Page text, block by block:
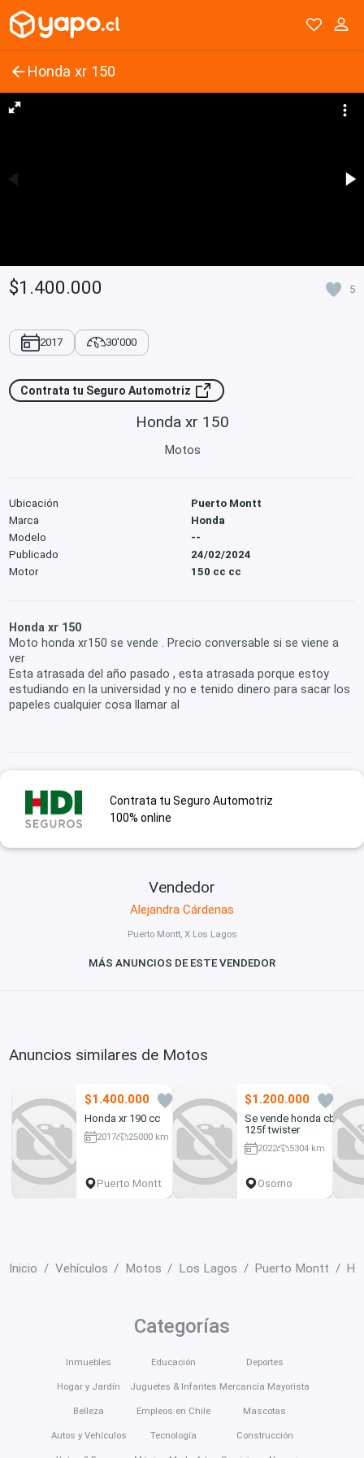
Honda xr 150
$1.400.000 5
2017 30'000
Contrata tu Seguro Automotriz
Honda xr 150
Motos
Ubicación
Puerto Montt
Marca
Honda
Modelo
--
Publicado
24/02/2024
Motor
150 cc cc
Honda xr 150
Moto honda xr150 se vende . Precio conversable si se viene a
ver
Esta atrasada del año pasado , esta atrasada porque estoy
estudiando en la universidad y no e tenido dinero para sacar los
papeles cualquier cosa llamar al
Contrata tu Seguro Automotriz
100% online
Vendedor
Alejandra Cárdenas
Puerto Montt, X Los Lagos
MÁS ANUNCIOS DE ESTE VENDEDOR
Anuncios similares de Motos
$1.400.000
Honda xr 190 cc
2017
25000 km
Puerto Montt
$1.200.000
Se vende honda cb
125f twister
2022
5304 km
Osorno
Inicio Vehículos Motos Los Lagos Puerto Montt
Categorías
Inmuebles
Hogar y Jardín
Belleza
Autos y Vehículos
Educación
Juguetes & Infantes
Empleos en Chile
Tecnología
Deportes
Mercancía Mayorista
Mascotas
Construcción